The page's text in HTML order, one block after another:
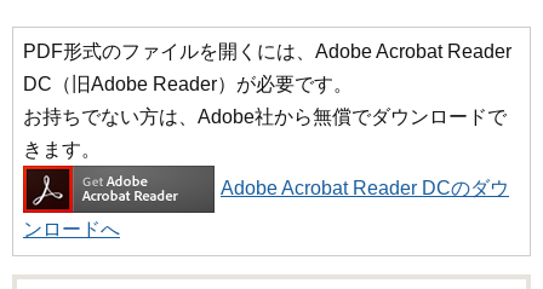
PDF形式のファイルを開くには、Adobe Acrobat Reader
DC（旧Adobe Reader）が必要です。
お持ちでない方は、Adobe社から無償でダウンロードで
きます。
Adobe Acrobat Reader DCのダウ
ンロードへ